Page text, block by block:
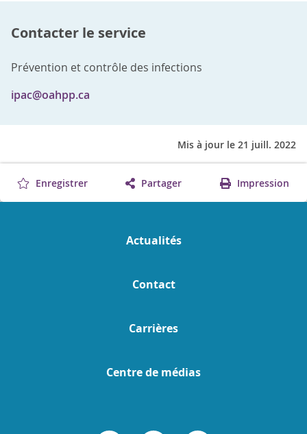
Contacter le service
Prévention et contrôle des infections
ipac@oahpp.ca
Mis à jour le 21 juill. 2022
Enregistrer Partager Impression
Actualités
Contact
Carrières
Centre de médias